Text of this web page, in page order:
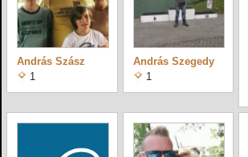
András Szász
1
András Szegedy
1